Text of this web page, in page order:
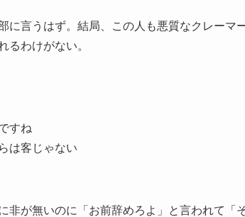
に言うはず。結局、この人も悪質なクレーマ
るわけがない。
すね
は客じゃない
非が無いのに「お前辞めろよ」と言われて「